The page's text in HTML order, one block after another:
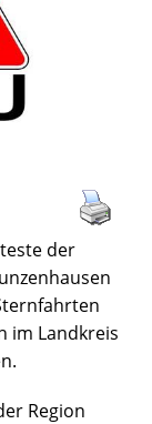
der
im Landkreis
Region